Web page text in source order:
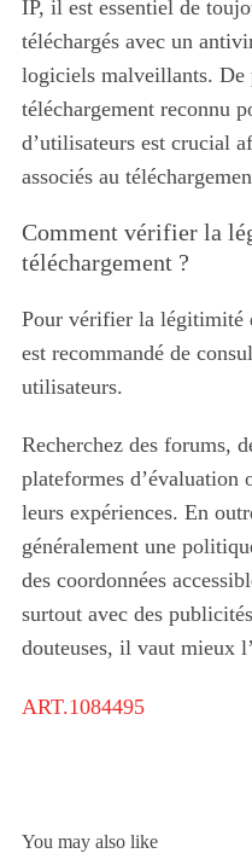
IP, il est essentiel de
téléchargés avec un
logiciels malveillants. De
téléchargement reconnu
d’utilisateurs est crucial
associés au
Comment vérifier la
téléchargement ?
Pour vérifier la légitimité
est recommandé de
utilisateurs.
Recherchez des forums,
plateformes d’évaluation
leurs expériences. En
généralement une
des coordonnées
surtout avec des
douteuses, il vaut mieux
ART.1084495
You may also like